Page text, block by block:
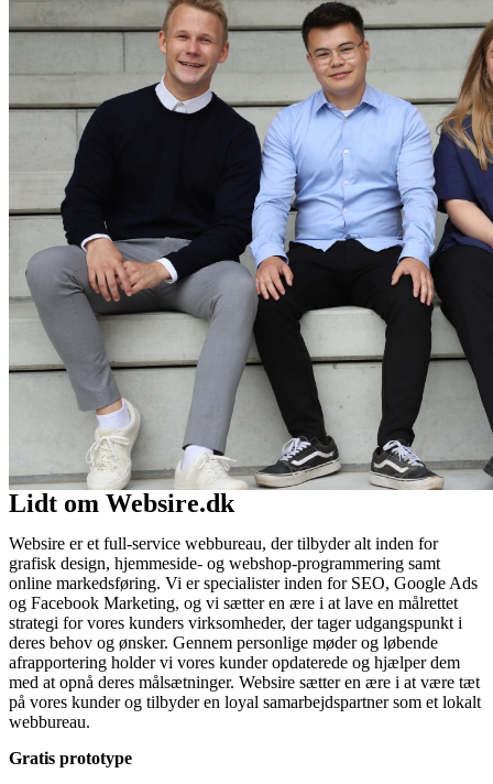
Lidt om Websire.dk
Websire er et full-service webbureau, der tilbyder alt inden for
grafisk design, hjemmeside- og webshop-programmering samt
online markedsføring. Vi er specialister inden for SEO, Google Ads
og Facebook Marketing, og vi sætter en ære i at lave en målrettet
strategi for vores kunders virksomheder, der tager udgangspunkt i
deres behov og ønsker. Gennem personlige møder og løbende
afrapportering holder vi vores kunder opdaterede og hjælper dem
med at opnå deres målsætninger. Websire sætter en ære i at være tæt
på vores kunder og tilbyder en loyal samarbejdspartner som et lokalt
webbureau.
Gratis prototype